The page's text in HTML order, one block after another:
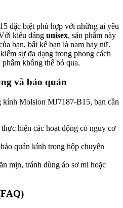
đặc biệt phù hợp với những ai yêu
kiểu dáng unisex, sản phẩm này
bạn, bất kể bạn là nam hay nữ.
sự đa dạng trong phong cách
không thể bỏ qua.
và bảo quản
Molsion MJ7187-B15, bạn cần
hiện các hoạt động có nguy cơ
quản kính trong hộp chuyên
mịn, tránh dùng áo sơ mi hoặc